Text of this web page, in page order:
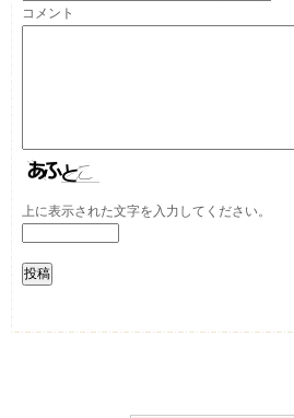
上に表示された文字を入力してください。
コメント